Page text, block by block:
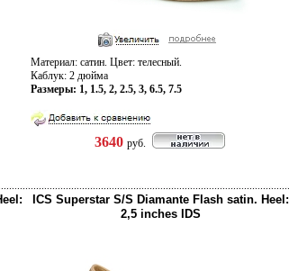
Материал: сатин. Цвет: телесный.
Каблук: 2 дюйма
Размеры: 1, 1.5, 2, 2.5, 3, 6.5, 7.5
3640 руб.
ICS Superstar S/S Diamante Flash satin. Heel:
2,5 inches IDS